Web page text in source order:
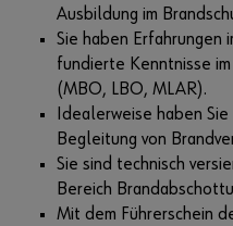
Ausbildung im
Sie haben Erfahrungen
fundierte Kenntnisse
(MBO, LBO, MLAR).
Idealerweise haben
Begleitung von
Sie sind technisch
Bereich
Mit dem Führerschein